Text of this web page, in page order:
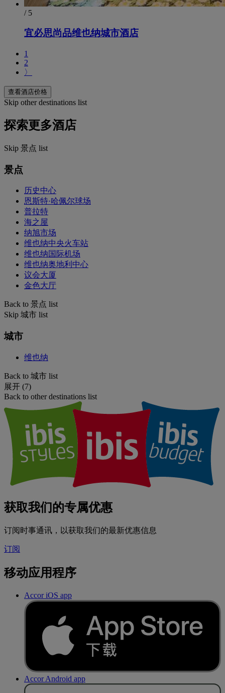
/ 5
宜必思尚品维也纳城市酒店
1
2
〉
查看酒店价格
Skip other destinations list
探索更多酒店
Skip 景点 list
景点
历史中心
恩斯特·哈佩尔球场
普拉特
海之屋
纳旭市场
维也纳中央火车站
维也纳国际机场
维也纳奥地利中心
议会大厦
金色大厅
Back to 景点 list
Skip 城市 list
城市
维也纳
Back to 城市 list
展开 (7)
Back to other destinations list
获取我们的专属优惠
订阅时事通讯，以获取我们的最新优惠信息
订阅
移动应用程序
Accor iOS app
Accor Android app